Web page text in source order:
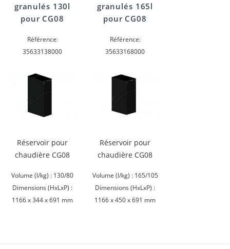
granulés 130l
pour CG08
Référence:
35633138000
granulés 165l
pour CG08
Référence:
35633168000
Réservoir pour
chaudière CG08
Volume (l/kg) : 130/80
Dimensions (HxLxP) :
1166 x 344 x 691 mm
Réservoir pour
chaudière CG08
Volume (l/kg) : 165/105
Dimensions (HxLxP) :
1166 x 450 x 691 mm